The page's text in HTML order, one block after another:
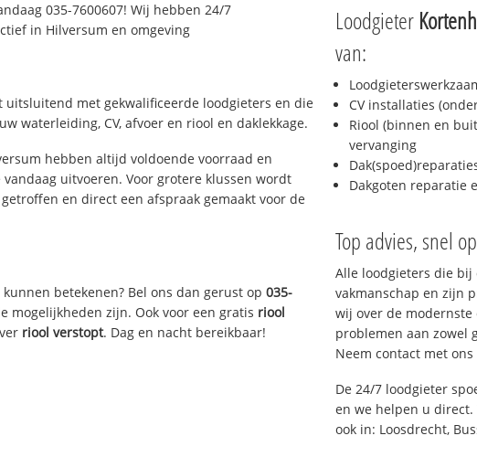
035-7600607! Wij hebben 24/7
in Hilversum en omgeving
uitsluitend met gekwalificeerde loodgieters en die
waterleiding, CV, afvoer en riool en daklekkage.
hebben altijd voldoende voorraad en
uitvoeren. Voor grotere klussen wordt
en direct een afspraak gemaakt voor de
betekenen? Bel ons dan gerust op035-
mogelijkheden zijn. Ook voor een gratis riool
riool verstopt. Dag en nacht bereikbaar!
Loodgieter
van:
CV installaties
Riool (binnen en
vervanging
Dakgoten reparatie
Top advies, snel
Alle loodgieters die
vakmanschap en zijn
wij over de
problemen aan zowel
Neem contact met
De 24/7 loodgieter
en we helpen u direct.
ook in: Loosdrecht,